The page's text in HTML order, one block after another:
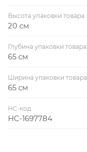
Высота упаковки товара
20 см
Глубина упаковки товара
65 см
Ширина упаковки товара
65 см
НС-код
НС-1697784